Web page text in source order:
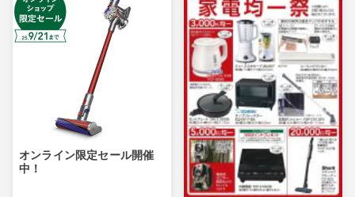
オンライン限定セール開催
中！